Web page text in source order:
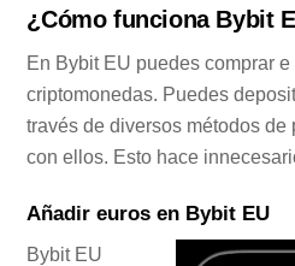
¿Cómo funciona Bybit
En Bybit EU puedes comprar
criptomonedas. Puedes
través de diversos métodos de
con ellos. Esto hace
Añadir euros en Bybit EU
Bybit EU